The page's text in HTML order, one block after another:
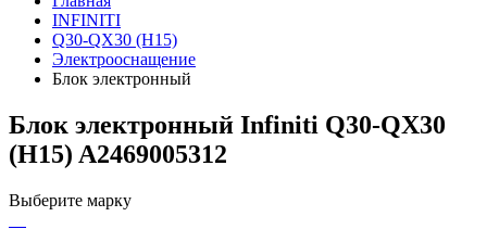
INFINITI
Q30-QX30 (H15)
Электрооснащение
Блок электронный
Блок электронный Infiniti Q30-QX30
(H15) A2469005312
Выберите марку